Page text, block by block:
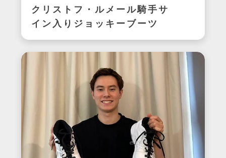
クリストフ・ルメール騎手サ
イン入りジョッキーブーツ